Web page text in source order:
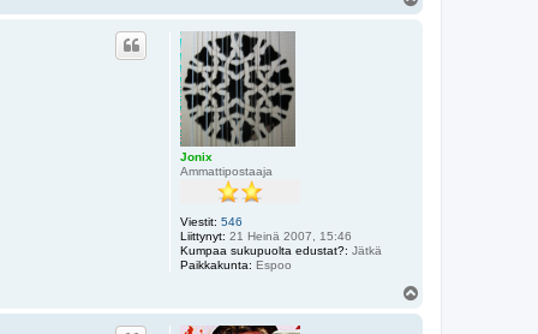
Jonix
Ammattipostaaja
Viestit: 546
Liittynyt: 21 Heinä 2007, 15:46
Kumpaa sukupuolta edustat?: Jätkä
Paikkakunta: Espoo